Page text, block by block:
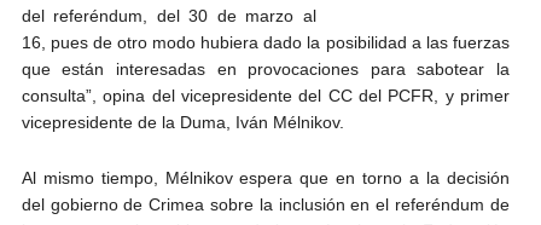
del referéndum, del 30 de marzo al
16, pues de otro modo hubiera dado la posibilidad a las fuerzas
que están interesadas en provocaciones para sabotear la
consulta”, opina del vicepresidente del CC del PCFR, y primer
vicepresidente de la Duma, Iván Mélnikov.
Al mismo tiempo, Mélnikov espera que en torno a la decisión
del gobierno de Crimea sobre la inclusión en el referéndum de